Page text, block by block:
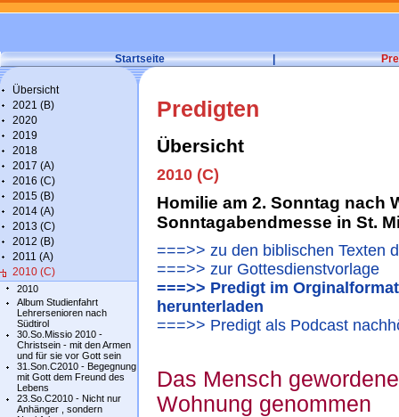
Startseite |
Übersicht
2021 (B)
2020
2019
2018
2017 (A)
2016 (C)
2015 (B)
2014 (A)
2013 (C)
2012 (B)
2011 (A)
2010 (C)
2010
Album Studienfahrt
Lehrersenioren nach
Südtirol
30.So.Missio 2010 -
Christsein - mit den Armen
und für sie vor Gott sein
31.Son.C2010 - Begegnung
mit Gott dem Freund des
Lebens
23.So.C2010 - Nicht nur
Anhänger , sondern
Predigten
Übersicht
2010 (C)
Homilie am 2. Sonntag nach
Sonntagabendmesse in St.
===>> zu den biblischen Texten
===>> zur Gottesdienstvorlage
===>> Predigt im
herunterladen
===>> Predigt als Podcast
Das Mensch
Wohnung genommen